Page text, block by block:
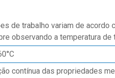
de trabalho variam de acordo
observando a temperatura
contínua das propriedades